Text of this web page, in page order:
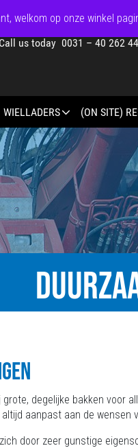
us today 0031 – 40 262
WIELLADERS (ON SITE)
degelijke bakken voor
aanpast aan de wensen
door zeer gunstige
welkom op onze winkel